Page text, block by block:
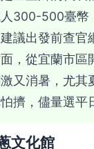
300-500臺幣
議出發前查官
，從宜蘭市區
又消暑，尤其
擠，儘量選平
文化館